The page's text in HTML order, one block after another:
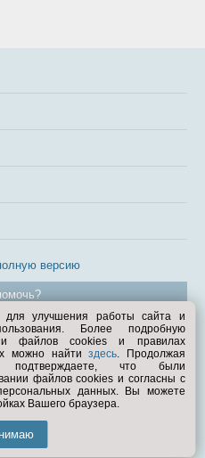
версию
1998—2026
улучшения работы сайта и
Более подробную
файлов cookies и правилах
можно найтиздесь. Продолжая
подтверждаете, что были
файлов cookies и согласны с
данных. Вы можете
Вашего браузера.